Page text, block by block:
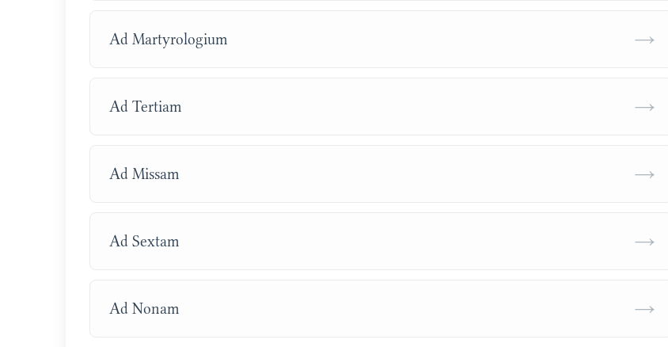
Ad Martyrologium →
Ad Tertiam →
Ad Missam →
Ad Sextam →
Ad Nonam →